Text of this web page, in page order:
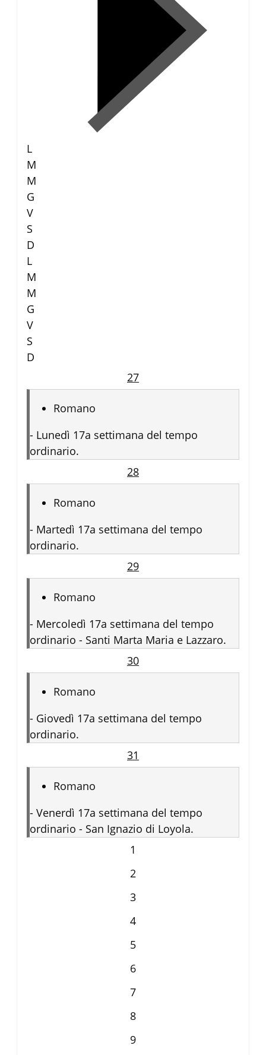
L
M
M
G
V
S
D
L
M
M
G
V
S
D
27
Romano
- Lunedì 17a settimana del tempo
ordinario.
28
Romano
- Martedì 17a settimana del tempo
ordinario.
29
Romano
- Mercoledì 17a settimana del tempo
ordinario - Santi Marta Maria e Lazzaro.
30
Romano
- Giovedì 17a settimana del tempo
ordinario.
31
Romano
- Venerdì 17a settimana del tempo
ordinario - San Ignazio di Loyola.
1
2
3
4
5
6
7
8
9